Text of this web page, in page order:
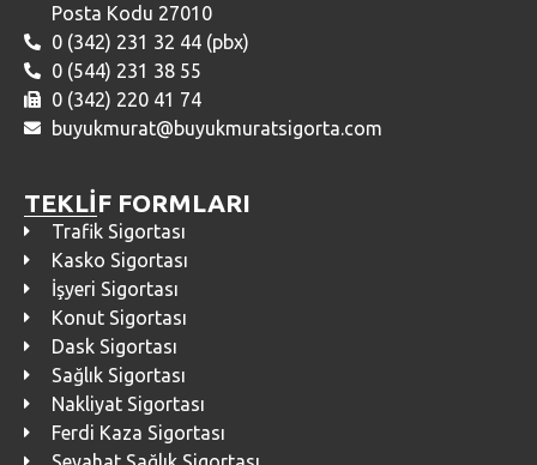
Posta Kodu 27010
0 (342) 231 32 44 (pbx)
0 (544) 231 38 55
0 (342) 220 41 74
buyukmurat@buyukmuratsigorta.com
TEKLİF FORMLARI
Trafik Sigortası
Kasko Sigortası
İşyeri Sigortası
Konut Sigortası
Dask Sigortası
Sağlık Sigortası
Nakliyat Sigortası
Ferdi Kaza Sigortası